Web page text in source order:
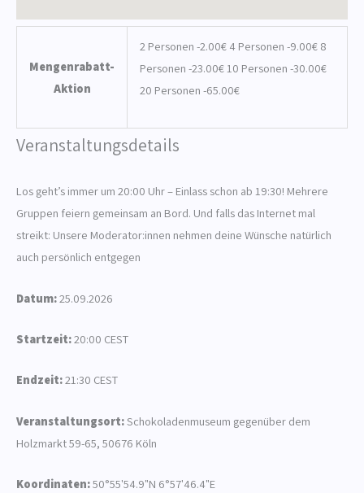
Mengenrabatt-
Aktion
2 Personen -2.00€ 4 Personen -9.00€ 8
Personen -23.00€ 10 Personen -30.00€
20 Personen -65.00€
Veranstaltungsdetails
Los geht’s immer um 20:00 Uhr – Einlass schon ab 19:30! Mehrere
Gruppen feiern gemeinsam an Bord. Und falls das Internet mal
streikt: Unsere Moderator:innen nehmen deine Wünsche natürlich
auch persönlich entgegen
Datum:25.09.2026
Startzeit:20:00 CEST
Endzeit:21:30 CEST
Veranstaltungsort:Schokoladenmuseum gegenüber dem
Holzmarkt 59-65, 50676 Köln
Koordinaten:50°55'54.9"N 6°57'46.4"E